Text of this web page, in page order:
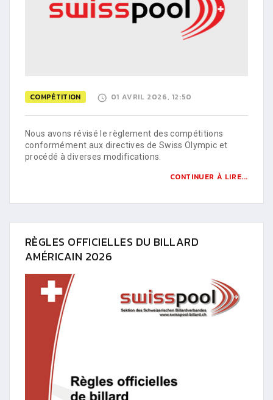
COMPÉTITION 01 AVRIL 2026, 12:50
Nous avons révisé le règlement des compétitions
conformément aux directives de Swiss Olympic et
procédé à diverses modifications.
CONTINUER À LIRE...
RÈGLES OFFICIELLES DU BILLARD
AMÉRICAIN 2026